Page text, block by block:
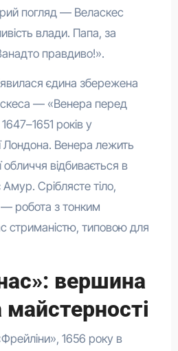
погляд — Веласкес
влади. Папа, за
правдиво!».
єдина збережена
— «Венера перед
років у
Лондона. Венера лежить
відбивається в
Сріблясте тіло,
робота з тонким
стриманістю, типовою для
вершина
майстерності
1656 року в